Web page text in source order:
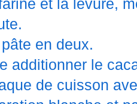
et la levure,
en deux.
additionner le
de cuisson